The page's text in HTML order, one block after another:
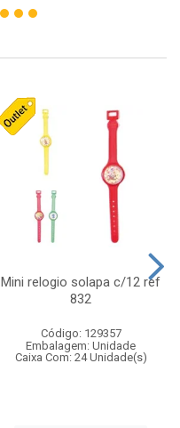
Mini relogio solapa c/12 ref
832
Código: 129357
Embalagem: Unidade
Caixa Com: 24 Unidade(s)